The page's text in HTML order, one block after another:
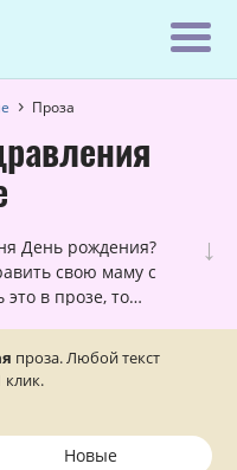
Проза
↓
День рождения?
свою маму с
то
проза. Любой текст
клик.
Новые